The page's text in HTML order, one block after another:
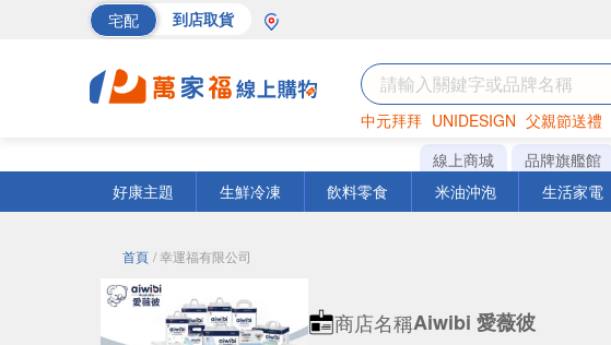
宅配 到店取貨
中元拜拜 UNIDESIGN 父親節送禮
巧克力 罐頭 衛生紙
線上商城 品牌旗艦館
好康主題
生鮮冷凍 飲料零食 米油沖泡 生活家電
首頁 / 幸運福有限公司
商店名稱Aiwibi 愛薇彼